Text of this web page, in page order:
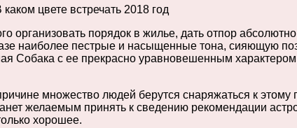
организовать порядок в жилье, дать отпор
наиболее пестрые и насыщенные тона, сияющую
с ее прекрасно уравновешенным
множество людей берутся снаряжаться к этому
желаемым принять к сведению рекомендации
хорошее.